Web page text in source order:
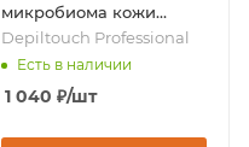
микробиома кожи
биоактивные
ламеллярные, 200 мл,
Professional
Depiltouch Professional
Есть в наличии
1 040 ₽/шт